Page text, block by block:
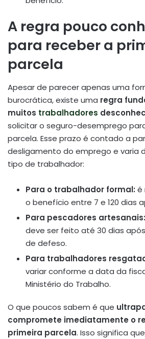
A regra pouco
para receber a
parcela
Apesar de parecer apenas uma
burocrática, existe uma regra
muitos trabalhadores
solicitar o seguro-desemprego
parcela. Esse prazo é contado a
desligamento do emprego e varia
tipo de trabalhador:
Para o trabalhador formal: é
o benefício entre 7 e 120 dias
Para pescadores artesanais:
deve ser feito até 30 dias
de defeso.
Para trabalhadores
variar conforme a data da
Ministério do Trabalho.
O que poucos sabem é que
compromete imediatamente o
primeira parcela. Isso significa